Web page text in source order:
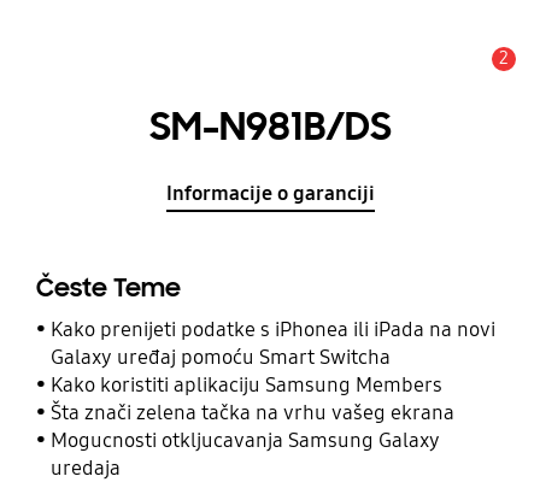
2
SM-N981B/DS
Informacije o garanciji
Česte Teme
Kako prenijeti podatke s iPhonea ili iPada na novi
Galaxy uređaj pomoću Smart Switcha
Kako koristiti aplikaciju Samsung Members
Šta znači zelena tačka na vrhu vašeg ekrana
Mogucnosti otkljucavanja Samsung Galaxy
uredaja